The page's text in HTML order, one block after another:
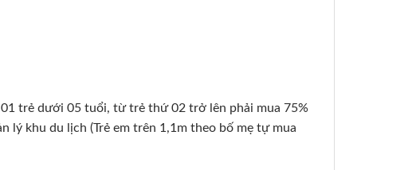
trẻ dưới 05 tuổi, từ trẻ thứ 02 trở lên phải mua 75%
lý khu du lịch (Trẻ em trên 1,1m theo bố mẹ tự mua